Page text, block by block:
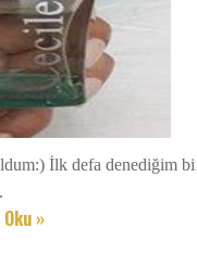
İlk defa denediğim bir
Oku »